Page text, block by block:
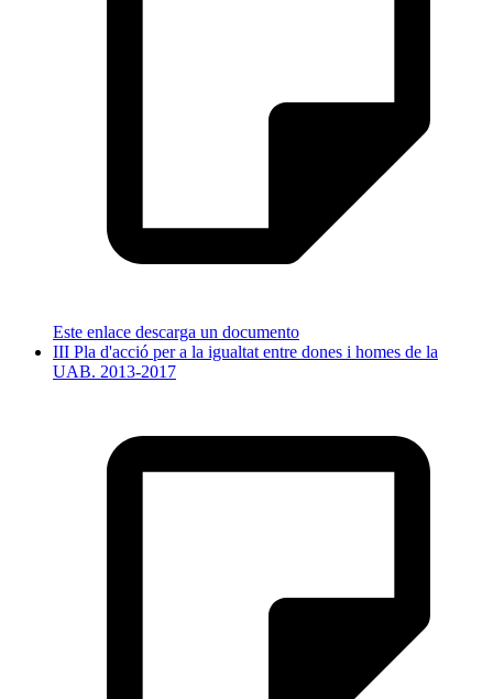
Este enlace descarga un documento
III Pla d'acció per a la igualtat entre dones i homes de la
UAB. 2013-2017